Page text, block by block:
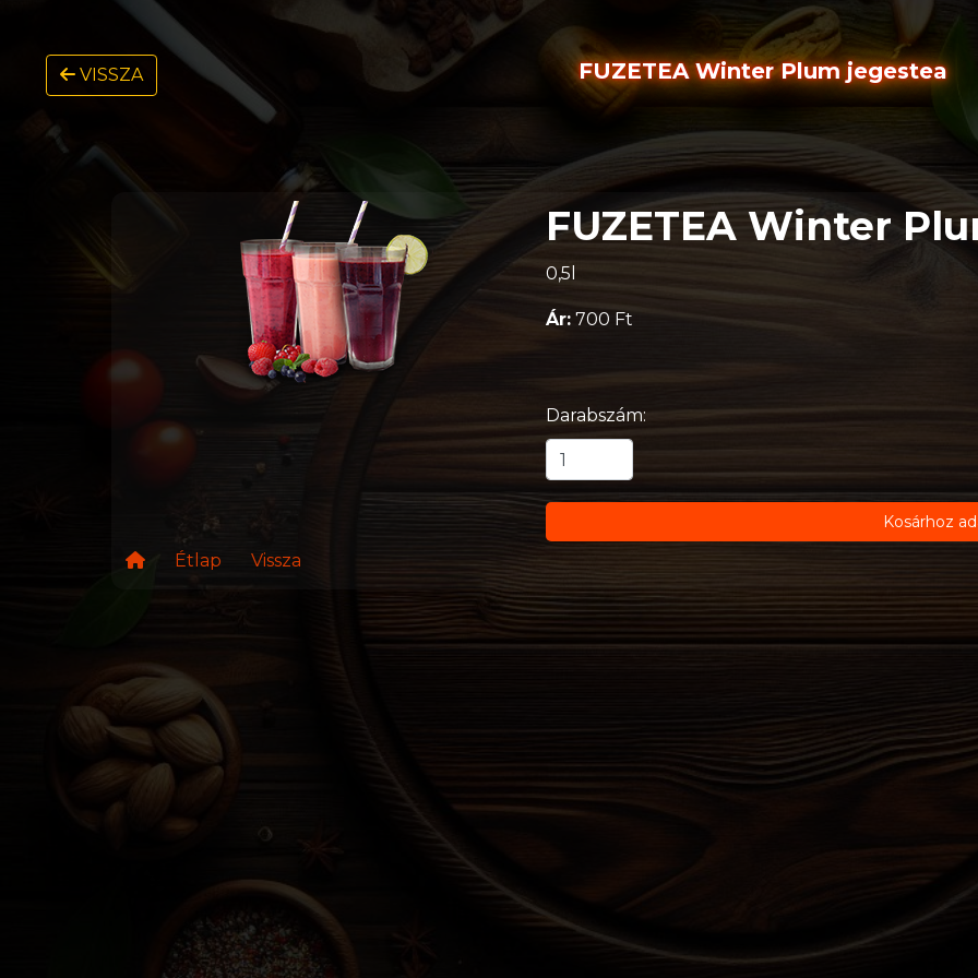
VISSZA FUZETEA Winter Plum jegestea
FUZETEA Winter
0,5l
Ár:700 Ft
Darabszám:
Kosárhoz
Étlap Vissza